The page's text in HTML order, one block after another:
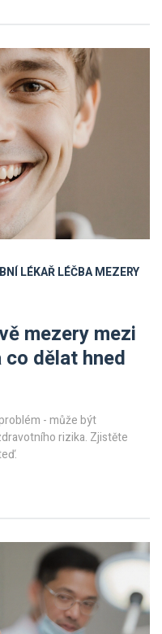
LÉKAŘLÉČBA MEZERY
mezery mezi
dělat hned
- může být
rizika. Zjistěte